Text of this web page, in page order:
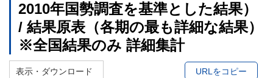
2010年国勢調査を基準とした結果）
/ 結果原表（各期の最も詳細な結果）
※全国結果のみ 詳細集計
表示・ダウンロード URLをコピー